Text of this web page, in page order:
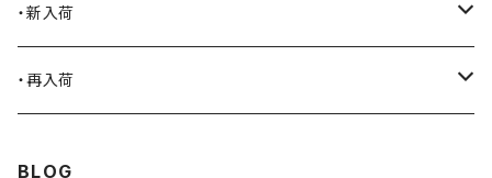
Blundstone
BLACK JACK BOOTS
食品
ライター
・新入荷
2026.7.31
・再入荷
BLOG